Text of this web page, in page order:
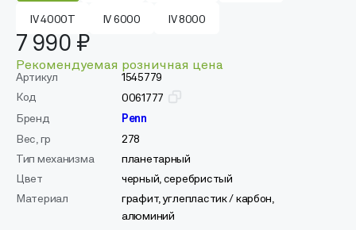
IV 4000T IV 6000 IV 8000
7 990 ₽
Рекомендуемая розничная цена
Артикул
1545779
Код
0061777
Бренд
Penn
Вес, гр
278
Тип механизма
планетарный
Цвет
черный, серебристый
Материал
графит, углепластик / карбон,
алюминий